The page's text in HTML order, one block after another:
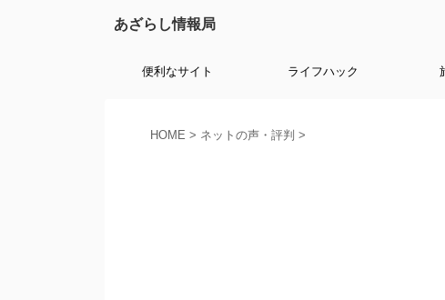
あざらし情報局
便利なサイト ライフハック
HOME > ネットの声・評判 >